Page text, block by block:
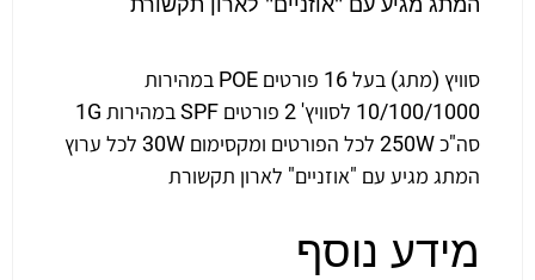
סוויץ (מתג) בעל 16 פורטים POE במהירות
10/100/1000 לסוויץ' 2 פורטים SPF במהירות 1G
סה"כ 250W לכל הפורטים ומקסימום 30W לכל ערוץ
המתג מגיע עם "אוזניים" לארון תקשורת
מידע נוסף